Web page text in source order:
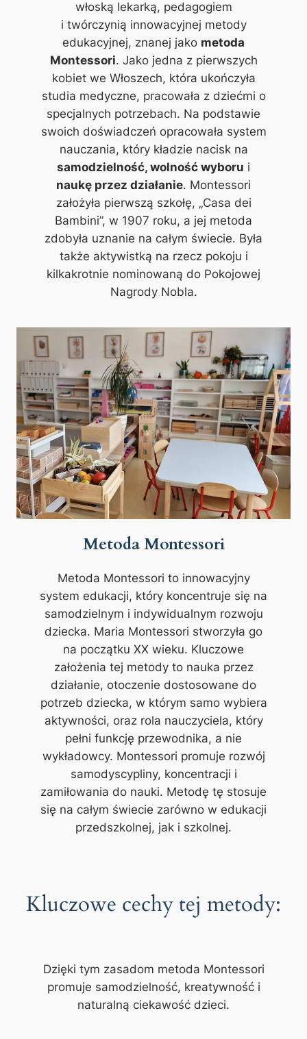
włoską lekarką, pedagogiem
i twórczynią innowacyjnej metody
edukacyjnej, znanej jako metoda
Montessori. Jako jedna z pierwszych
kobiet we Włoszech, która ukończyła
studia medyczne, pracowała z dziećmi o
specjalnych potrzebach. Na podstawie
swoich doświadczeń opracowała system
nauczania, który kładzie nacisk na
samodzielność, wolność wyboru i
naukę przez działanie. Montessori
założyła pierwszą szkołę, „Casa dei
Bambini”, w 1907 roku, a jej metoda
zdobyła uznanie na całym świecie. Była
także aktywistką na rzecz pokoju i
kilkakrotnie nominowaną do Pokojowej
Nagrody Nobla.
Metoda Montessori
Metoda Montessori to innowacyjny
system edukacji, który koncentruje się na
samodzielnym i indywidualnym rozwoju
dziecka. Maria Montessori stworzyła go
na początku XX wieku. Kluczowe
założenia tej metody to nauka przez
działanie, otoczenie dostosowane do
potrzeb dziecka, w którym samo wybiera
aktywności, oraz rola nauczyciela, który
pełni funkcję przewodnika, a nie
wykładowcy. Montessori promuje rozwój
samodyscypliny, koncentracji i
zamiłowania do nauki. Metodę tę stosuje
się na całym świecie zarówno w edukacji
przedszkolnej, jak i szkolnej.
Kluczowe cechy tej metody:
Dzięki tym zasadom metoda Montessori
promuje samodzielność, kreatywność i
naturalną ciekawość dzieci.